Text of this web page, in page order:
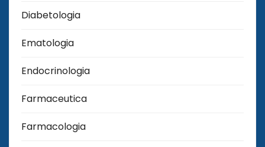
Diabetologia
Ematologia
Endocrinologia
Farmaceutica
Farmacologia